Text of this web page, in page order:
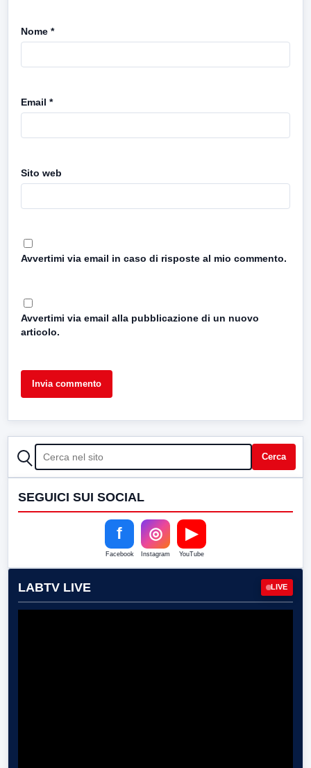
Nome *
Email *
Sito web
Avvertimi via email in caso di risposte al mio commento.
Avvertimi via email alla pubblicazione di un nuovo
articolo.
CERCA Cerca
SEGUICI SUI SOCIAL
f
Facebook
◎
Instagram
▶
YouTube
LABTV LIVE LIVE